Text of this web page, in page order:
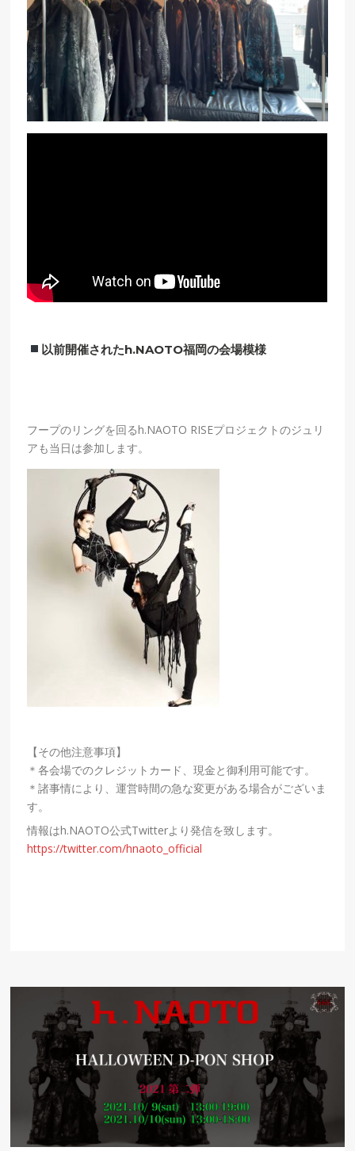
以前開催されたh.NAOTO福岡の会場模様
フープのリングを回るh.NAOTO RISEプロジェクトのジュリ
アも当日は参加します。
【その他注意事項】
＊各会場でのクレジットカード、現金と御利用可能です。
＊諸事情により、運営時間の急な変更がある場合がございま
す。
情報はh.NAOTO公式Twitterより発信を致します。
https://twitter.com/hnaoto_official